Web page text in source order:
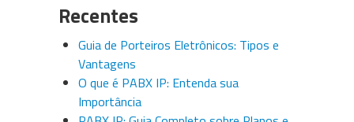
Recentes
Guia de Porteiros Eletrônicos: Tipos e
Vantagens
O que é PABX IP: Entenda sua
Importância